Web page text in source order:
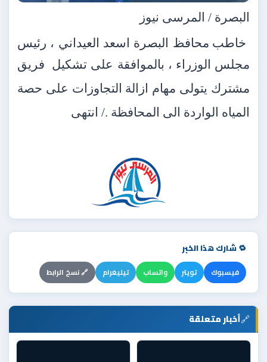
البصرة / المرسى نيوز
خاطب محافظ البصرة اسعد العيداني ، رئيس
مجلس الوزراء ، بالموافقة على تشكيل فريق
مشترك يتولى مهام ازالة التجاوزات على حصة
المياه الواردة الى المحافظة ./ انتهى
🔁 شارك هذا الخبر
فيسبوك تويتر واتساب تيليغرام 🔗 نسخ الرابط
🔗أخبار متعلقة